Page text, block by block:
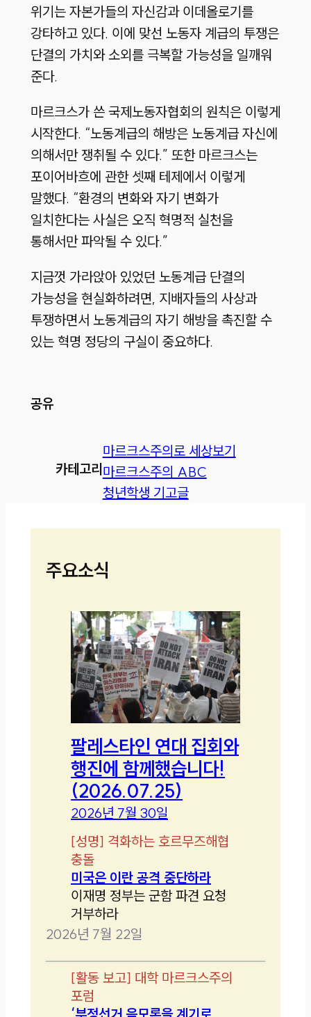
위기는 자본가들의 자신감과 이데올로기를
강타하고 있다. 이에 맞선 노동자 계급의 투쟁은
단결의 가치와 소외를 극복할 가능성을 일깨워
준다.
마르크스가 쓴 국제노동자협회의 원칙은 이렇게
시작한다. “노동계급의 해방은 노동계급 자신에
의해서만 쟁취될 수 있다.” 또한 마르크스는
포이어바흐에 관한 셋째 테제에서 이렇게
말했다. “환경의 변화와 자기 변화가
일치한다는 사실은 오직 혁명적 실천을
통해서만 파악될 수 있다.”
지금껏 가라앉아 있었던 노동계급 단결의
가능성을 현실화하려면, 지배자들의 사상과
투쟁하면서 노동계급의 자기 해방을 촉진할 수
있는 혁명 정당의 구실이 중요하다.
공유
카테고리
마르크스주의로 세상보기
마르크스주의 ABC
청년학생 기고글
주요소식
팔레스타인 연대 집회와
행진에 함께했습니다!
(2026.07.25)
2026년 7월 30일
[성명] 격화하는 호르무즈해협
충돌
미국은 이란 공격 중단하라
이재명 정부는 군함 파견 요청
거부하라
2026년 7월 22일
[활동 보고] 대학 마르크스주의
포럼